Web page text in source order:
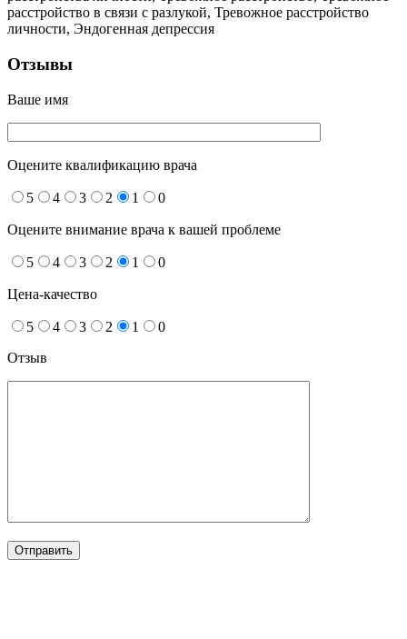
расстройство в связи с разлукой, Тревожное расстройство
личности, Эндогенная депрессия
Отзывы
Ваше имя
Оцените квалификацию врача
5 4 3 2 1 0
Оцените внимание врача к вашей проблеме
5 4 3 2 1 0
Цена-качество
5 4 3 2 1
0
Отзыв